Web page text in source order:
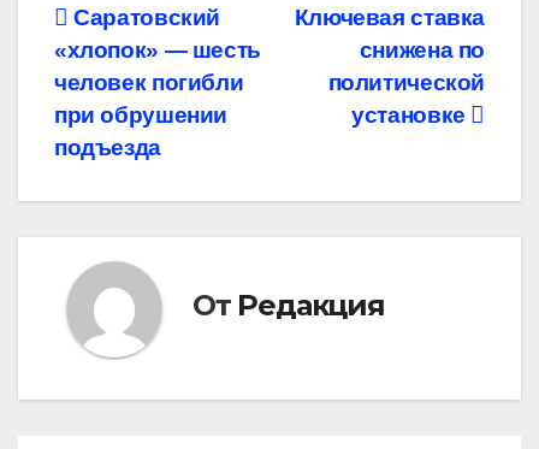
Навигация
по
записям
Ключевая ставка
снижена по
политической
установке
Саратовский
«хлопок» — шесть
человек погибли
при обрушении
подъезда
От Редакция